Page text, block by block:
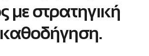
με στρατηγική